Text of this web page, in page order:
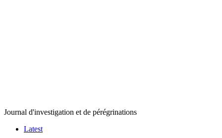
Journal d'investigation et de pérégrinations
Latest